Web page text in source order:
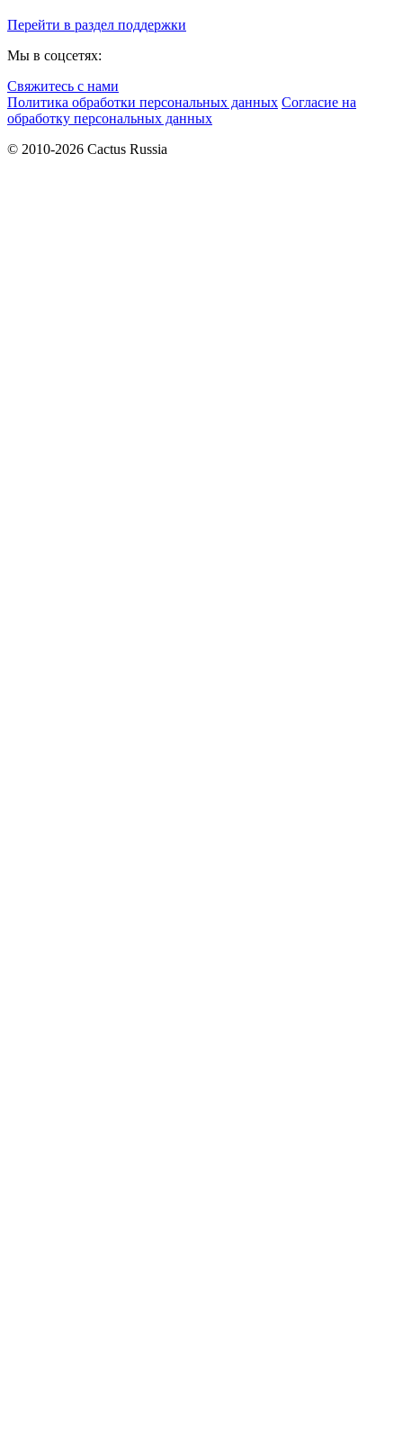
Перейти в раздел поддержки
Мы в соцсетях:
Свяжитесь с нами
Политика обработки персональных данных Согласие на
обработку персональных данных
© 2010-2026 Cactus Russia